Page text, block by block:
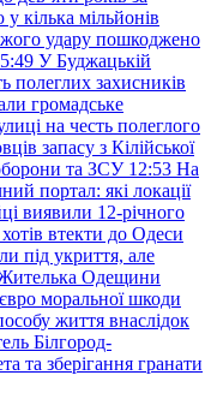
кілька мільйонів
удару пошкоджено
У Буджацькій
полеглих захисників
громадське
на честь полеглого
запасу з Кілійської
та ЗСУ 12:53 На
портал: які локації
виявили 12-річного
втекти до Одеси
під укриття, але
Одещини
моральної шкоди
життя внаслідок
Білгород-
та зберігання гранати